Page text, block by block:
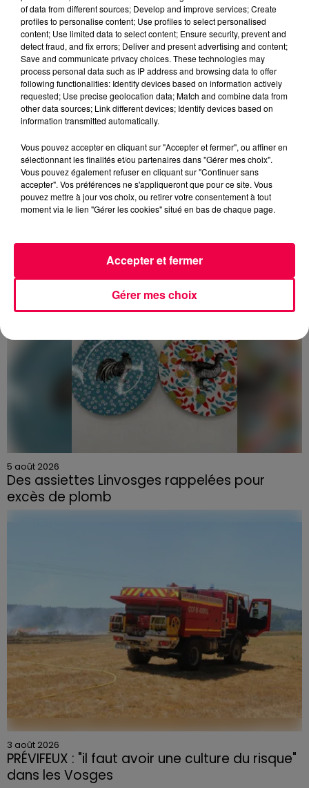
Ces ressources sont conçues pour une diffusion
immédiate, sur les sites internet des collectivités, les
panneaux d'affichage, lors d'événements locaux.
L'ARS Grand Est invite toutes les structures
concernées à se les approprier sans délai, avant que
la saison estivale n'installe pleinement le moustique
tigre dans ses quartiers habituels.
Toutes les informations sont à retrouver sur le site de
l'ARS Grand Est en cliquant ici :le site de l'Agence
Régionale de Santé Grand Est.
DERNIÈRES INFOS
5 août 2026
Des assiettes Linvosges rappelées pour
excès de plomb
Du plomb a été détecté dans deux assiettes en
3 août 2026
PRÉVIFEUX : "il faut avoir une culture du risque"
dans les Vosges
of data from different sources; Develop and improve services; Create
profiles to personalise content; Use profiles to select personalised
content; Use limited data to select content; Ensure security, prevent and
detect fraud, and fix errors; Deliver and present advertising and content;
Save and communicate privacy choices. These technologies may
process personal data such as IP address and browsing data to offer
following functionalities: Identify devices based on information actively
requested; Use precise geolocation data; Match and combine data from
other data sources; Link different devices; Identify devices based on
information transmitted automatically.
Vous pouvez accepter en cliquant sur "Accepter et fermer", ou affiner en
sélectionnant les finalités et/ou partenaires dans "Gérer mes choix".
Vous pouvez également refuser en cliquant sur "Continuer sans
accepter". Vos préférences ne s'appliqueront que pour ce site. Vous
pouvez mettre à jour vos choix, ou retirer votre consentement à tout
moment via le lien "Gérer les cookies" situé en bas de chaque page.
Gérer mes choix
Accepter et fermer